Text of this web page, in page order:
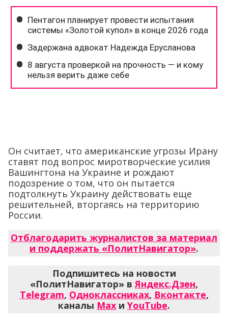
Он считает, что американские угрозы Ирану
ставят под вопрос миротворческие усилия
Вашингтона на Украине и рождают
подозрение о том, что он пытается
подтолкнуть Украину действовать еще
решительней, вторгаясь на территорию
России.
Отблагодарить журналистов за материал
и поддержать «ПолитНавигатор».
Подпишитесь на новости
«ПолитНавигатор» в Яндекс.Дзен,
Telegram, Одноклассниках, Вконтакте,
каналы Max и YouTube.